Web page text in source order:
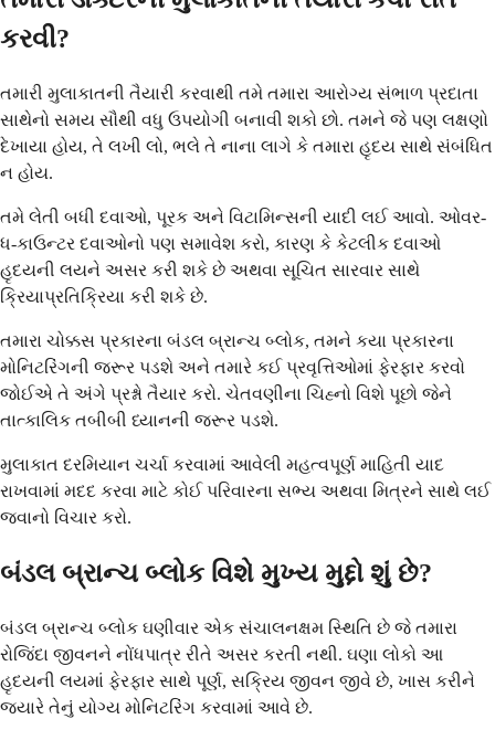
કરવી?
તમારી મુલાકાતની તૈયારી કરવાથી તમે તમારા આરોગ્ય સંભાળ પ્રદાતા
સાથેનો સમય સૌથી વધુ ઉપયોગી બનાવી શકો છો. તમને જે પણ લક્ષણો
દેખાયા હોય, તે લખી લો, ભલે તે નાના લાગે કે તમારા હૃદય સાથે સંબંધિત
ન હોય.
તમે લેતી બધી દવાઓ, પૂરક અને વિટામિન્સની યાદી લઈ આવો. ઓવર-
ધ-કાઉન્ટર દવાઓનો પણ સમાવેશ કરો, કારણ કે કેટલીક દવાઓ
હૃદયની લયને અસર કરી શકે છે અથવા સૂચિત સારવાર સાથે
ક્રિયાપ્રતિક્રિયા કરી શકે છે.
તમારા ચોક્કસ પ્રકારના બંડલ બ્રાન્ચ બ્લોક, તમને કયા પ્રકારના
મોનિટરિંગની જરૂર પડશે અને તમારે કઈ પ્રવૃત્તિઓમાં ફેરફાર કરવો
જોઈએ તે અંગે પ્રશ્નો તૈયાર કરો. ચેતવણીના ચિહ્નો વિશે પૂછો જેને
તાત્કાલિક તબીબી ધ્યાનની જરૂર પડશે.
મુલાકાત દરમિયાન ચર્ચા કરવામાં આવેલી મહત્વપૂર્ણ માહિતી યાદ
રાખવામાં મદદ કરવા માટે કોઈ પરિવારના સભ્ય અથવા મિત્રને સાથે લઈ
જવાનો વિચાર કરો.
બંડલ બ્રાન્ચ બ્લોક વિશે મુખ્ય મુદ્દો શું છે?
બંડલ બ્રાન્ચ બ્લોક ઘણીવાર એક સંચાલનક્ષમ સ્થિતિ છે જે તમારા
રોજિંદા જીવનને નોંધપાત્ર રીતે અસર કરતી નથી. ઘણા લોકો આ
હૃદયની લયમાં ફેરફાર સાથે પૂર્ણ, સક્રિય જીવન જીવે છે, ખાસ કરીને
જ્યારે તેનું યોગ્ય મોનિટરિંગ કરવામાં આવે છે.